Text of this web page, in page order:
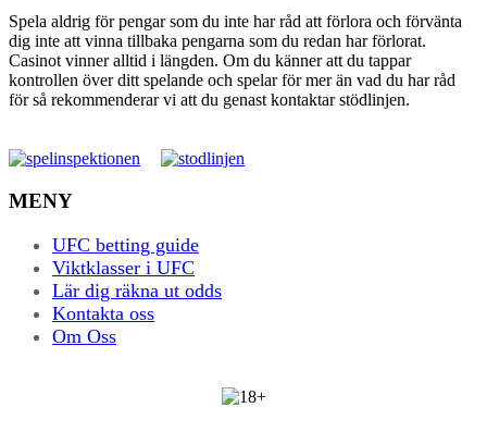
Spela aldrig för pengar som du inte har råd att förlora och förvänta
dig inte att vinna tillbaka pengarna som du redan har förlorat.
Casinot vinner alltid i längden. Om du känner att du tappar
kontrollen över ditt spelande och spelar för mer än vad du har råd
för så rekommenderar vi att du genast kontaktar stödlinjen.
MENY
UFC betting guide
Viktklasser i UFC
Lär dig räkna ut odds
Kontakta oss
Om Oss